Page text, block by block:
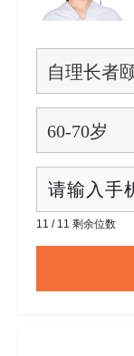
11 / 11 剩余位数